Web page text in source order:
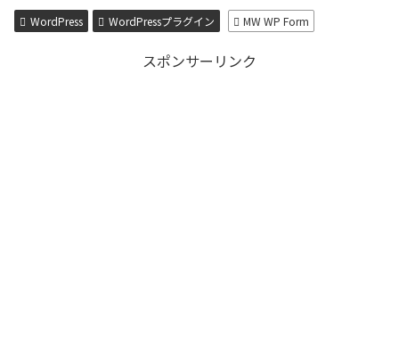
WordPress WordPressプラグイン MW WP Form
スポンサーリンク